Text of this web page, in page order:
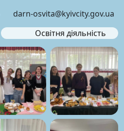
darn-osvita@kyivcity.gov.ua
Освітня діяльність